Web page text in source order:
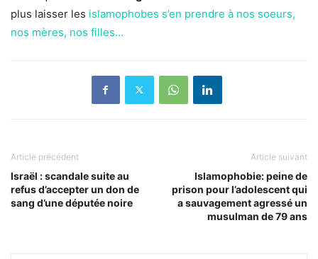
plus laisser les islamophobes s’en prendre à nos soeurs,
nos mères, nos filles…
Article précédent
Israël : scandale suite au
refus d’accepter un don de
sang d’une députée noire
Article suivant
Islamophobie: peine de
prison pour l’adolescent qui
a sauvagement agressé un
musulman de 79 ans